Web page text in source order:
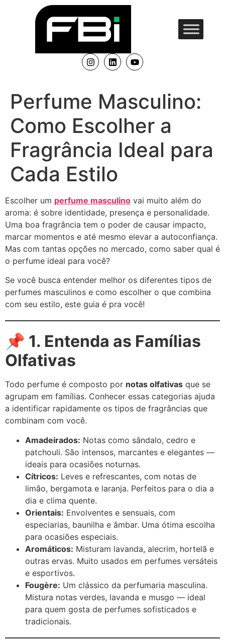
Perfume Masculino:
Como Escolher a
Fragrância Ideal para
Cada Estilo
Escolher um perfume masculino vai muito além do
aroma: é sobre identidade, presença e personalidade.
Uma boa fragrância tem o poder de causar impacto,
marcar momentos e até mesmo elevar a autoconfiança.
Mas com tantas opções no mercado, como saber qual é
o perfume ideal para você?
Se você busca entender melhor os diferentes tipos de
perfumes masculinos e como escolher o que combina
com seu estilo, este guia é pra você!
📌 1. Entenda as Famílias
Olfativas
Todo perfume é composto por notas olfativas que se
agrupam em famílias. Conhecer essas categorias ajuda
a identificar rapidamente os tipos de fragrâncias que
combinam com você.
Amadeirados: Notas como sândalo, cedro e
patchouli. São intensos, marcantes e elegantes —
ideais para ocasiões noturnas.
Cítricos: Leves e refrescantes, com notas de
limão, bergamota e laranja. Perfeitos para o dia a
dia e clima quente.
Orientais: Envolventes e sensuais, com
especiarias, baunilha e âmbar. Uma ótima escolha
para ocasiões especiais.
Aromáticos: Misturam lavanda, alecrim, hortelã e
outras ervas. Muito usados em perfumes versáteis
e esportivos.
Fougère: Um clássico da perfumaria masculina.
Mistura notas verdes, lavanda e musgo — ideal
para quem gosta de perfumes sofisticados e
tradicionais.